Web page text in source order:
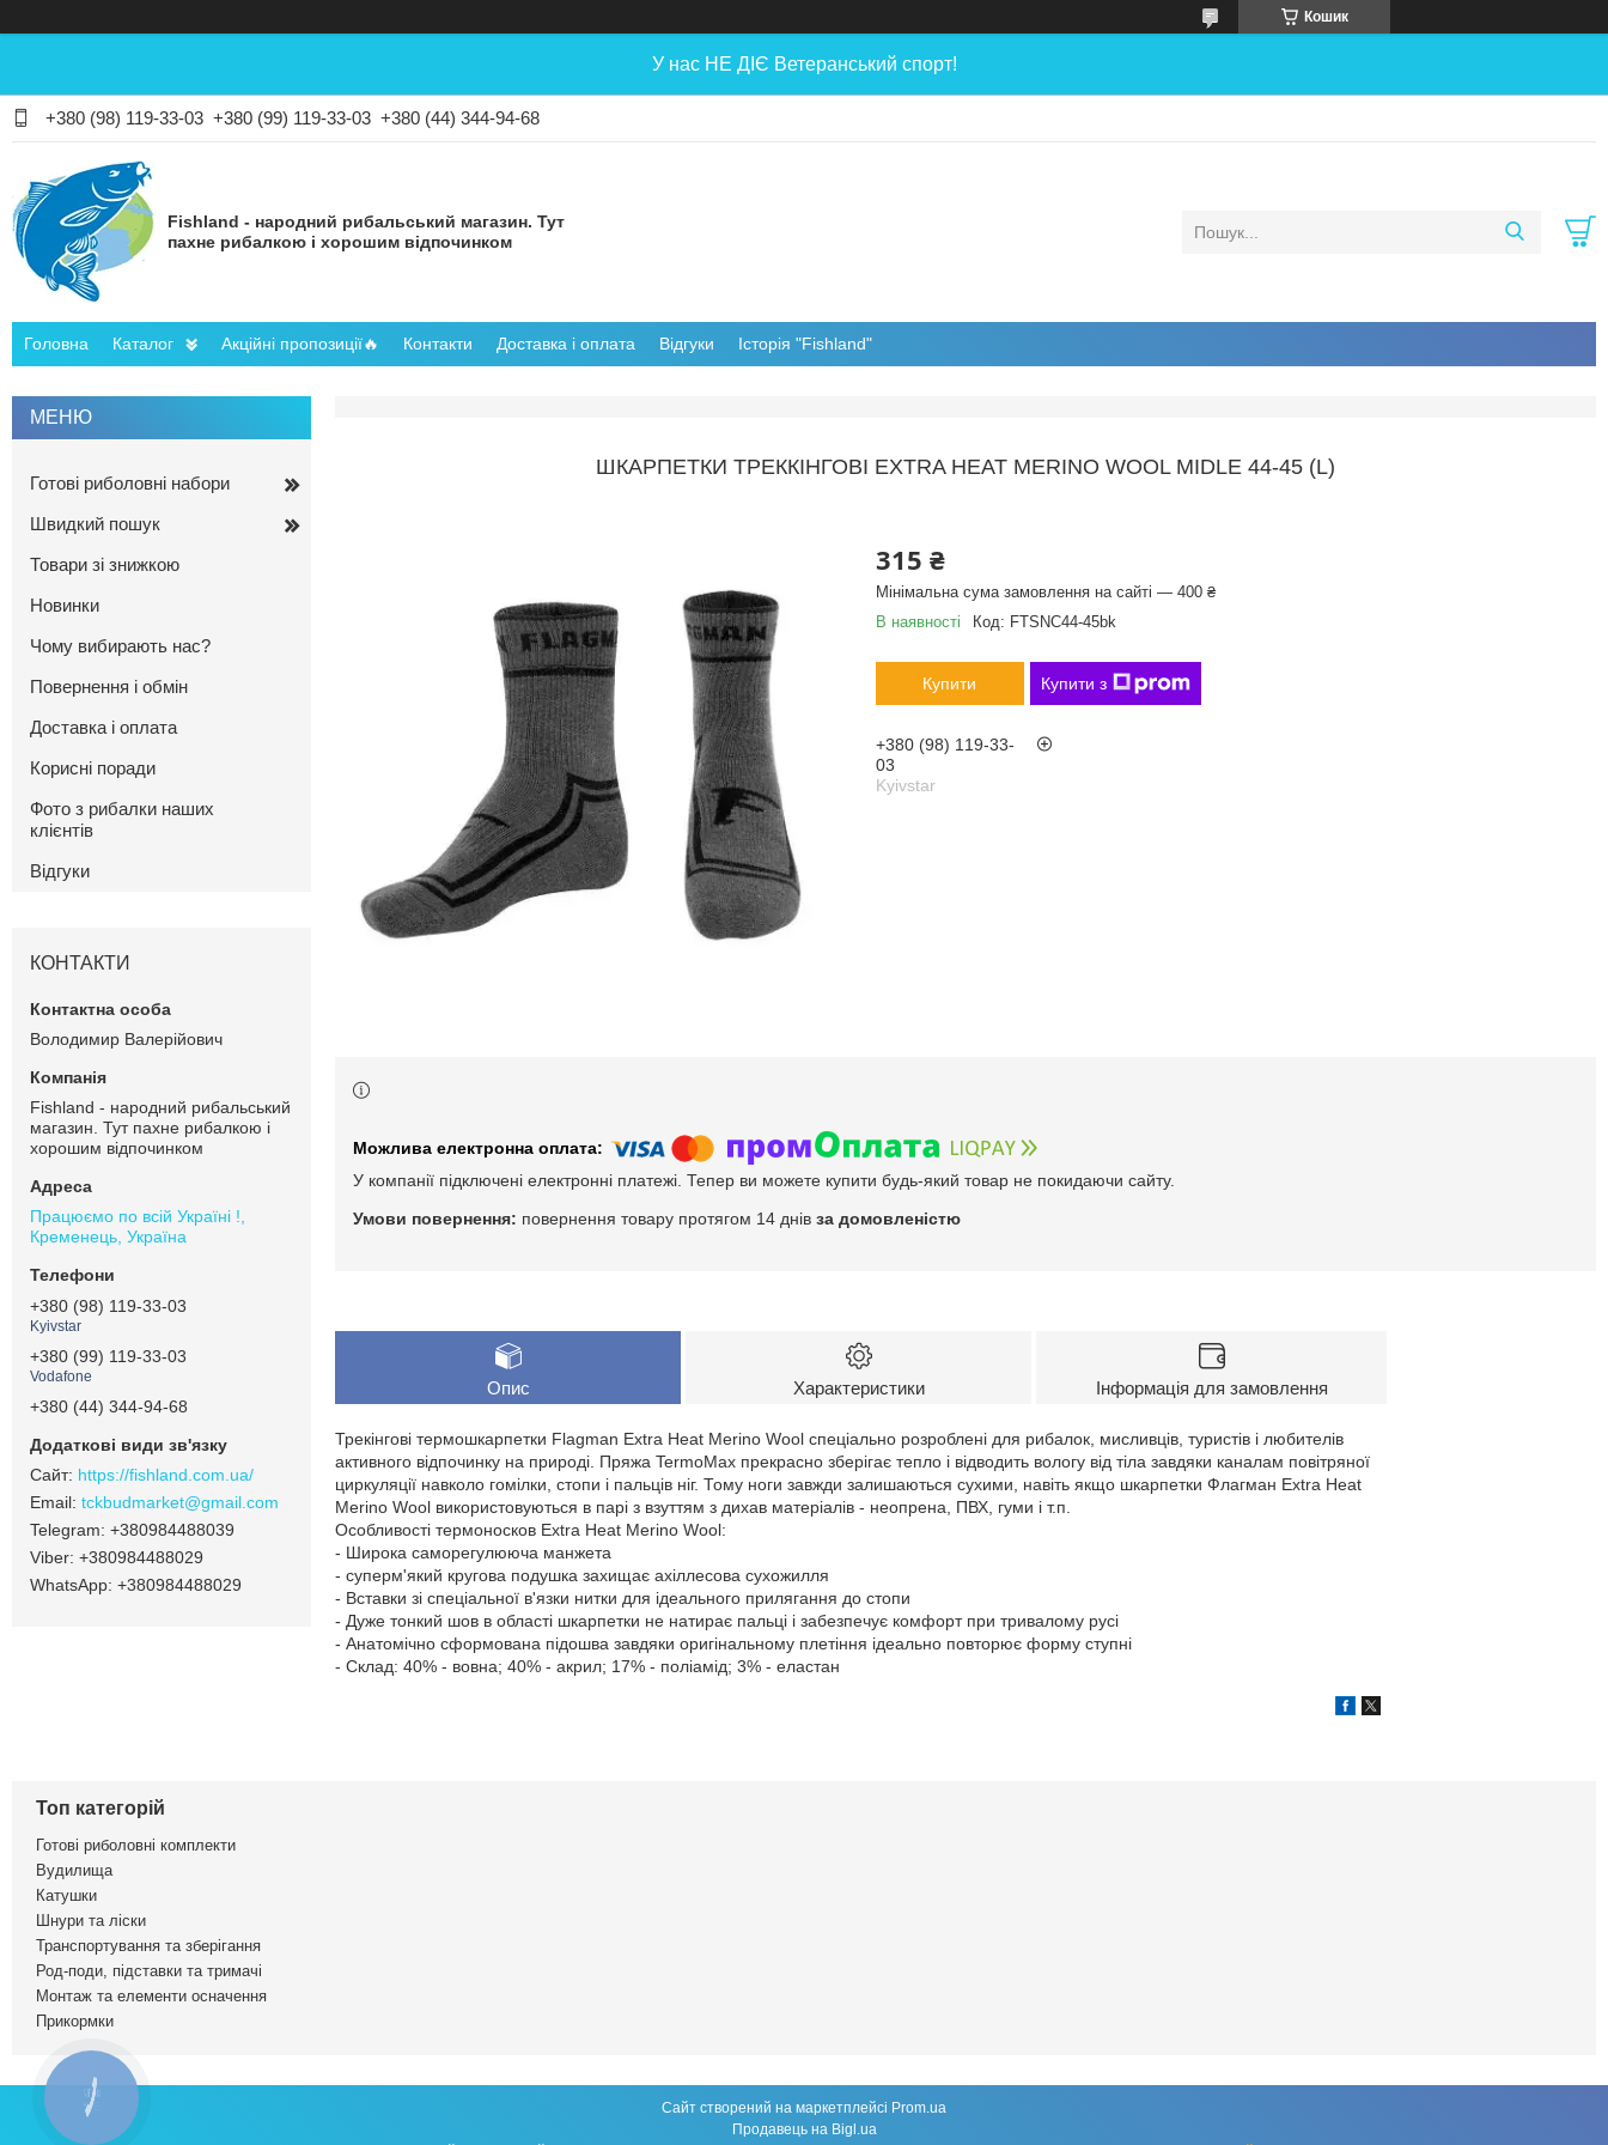
Кошик
У нас НЕ ДІЄ Ветеранський спорт!
+380 (98) 119-33-03 +380 (99) 119-33-03 +380 (44) 344-94-68
Fishland - народний рибальський магазин. Тут
пахне рибалкою і хорошим відпочинком
Головна Каталог Акційні пропозиції🔥 Контакти Доставка і оплата Відгуки Історія "Fishland"
ШКАРПЕТКИ ТРЕККІНГОВІ EXTRA HEAT MERINO WOOL MIDLE 44-45 (L)
315 ₴
Мінімальна сума замовлення на сайті — 400 ₴
В наявності
Код: FTSNC44-45bk
Купити Купити з
+380 (98) 119-33-
03
Kyivstar
У компанії підключені електронні платежі. Тепер ви можете купити будь-який товар не покидаючи сайту.
повернення товару протягом 14 днів за домовленістю
Опис Характеристики Інформація для замовлення
Трекінгові термошкарпетки Flagman Extra Heat Merino Wool спеціально розроблені для рибалок, мисливців, туристів і любителів
активного відпочинку на природі. Пряжа TermoMax прекрасно зберігає тепло і відводить вологу від тіла завдяки каналам повітряної
циркуляції навколо гомілки, стопи і пальців ніг. Тому ноги завжди залишаються сухими, навіть якщо шкарпетки Флагман Extra Heat
Merino Wool використовуються в парі з взуттям з дихав матеріалів - неопрена, ПВХ, гуми і т.п.
Особливості термоносков Extra Heat Merino Wool:
- Широка саморегулююча манжета
- суперм'який кругова подушка захищає ахіллесова сухожилля
- Вставки зі спеціальної в'язки нитки для ідеального прилягання до стопи
- Дуже тонкий шов в області шкарпетки не натирає пальці і забезпечує комфорт при тривалому русі
- Анатомічно сформована підошва завдяки оригінальному плетіння ідеально повторює форму ступні
- Склад: 40% - вовна; 40% - акрил; 17% - поліамід; 3% - еластан
Готові риболовні набори
Швидкий пошук
Товари зі знижкою
Новинки
Чому вибирають нас?
Повернення і обмін
Доставка і оплата
Корисні поради
Фото з рибалки наших
клієнтів
Відгуки
КОНТАКТИ
Володимир Валерійович
Fishland - народний рибальський
магазин. Тут пахне рибалкою і
хорошим відпочинком
Працюємо по всій Україні !,
Кременець, Україна
+380 (98) 119-33-03
Kyivstar
+380 (99) 119-33-03
Vodafone
+380 (44) 344-94-68
https://fishland.com.ua/
tckbudmarket@gmail.com
+380984488039
+380984488029
+380984488029
Топ категорій
Готові риболовні комплекти
Вудилища
Катушки
Шнури та ліски
Транспортування та зберігання
Род-поди, підставки та тримачі
Монтаж та елементи осначення
Прикормки
Сайт створений на маркетплейсі Prom.ua
Продавець на Bigl.ua
КНОПКА
ЗВ'ЯЗКУ